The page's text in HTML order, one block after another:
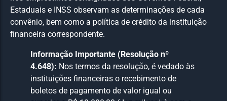
Estaduais e INSS observam as determinações de cada
convênio, bem como a política de crédito da instituição
financeira correspondente.
Informação Importante (Resolução nº
4.648): Nos termos da resolução, é vedado às
instituições financeiras o recebimento de
boletos de pagamento de valor igual ou